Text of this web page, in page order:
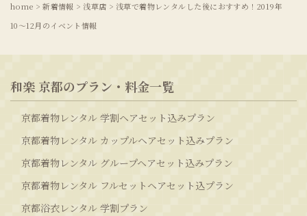
home >新着情報 >浅草店 > 浅草で着物レンタルした後におすすめ！2019年
10〜12月のイベント情報
和楽 京都のプラン・料金一覧
京都着物レンタル 学割ヘアセット込みプラン
京都着物レンタル カップルヘアセット込みプラン
京都着物レンタル グループヘアセット込みプラン
京都着物レンタル フルセットヘアセット込プラン
京都浴衣レンタル 学割プラン